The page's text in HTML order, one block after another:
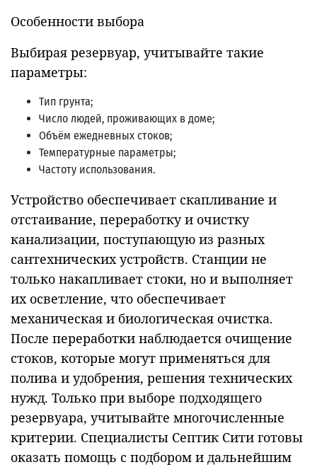
Особенности выбора
Выбирая резервуар, учитывайте такие
параметры:
Тип грунта;
Число людей, проживающих в доме;
Объём ежедневных стоков;
Температурные параметры;
Частоту использования.
Устройство обеспечивает скапливание и
отстаивание, переработку и очистку
канализации, поступающую из разных
сантехнических устройств. Станции не
только накапливает стоки, но и выполняет
их осветление, что обеспечивает
механическая и биологическая очистка.
После переработки наблюдается очищение
стоков, которые могут применяться для
полива и удобрения, решения технических
нужд. Только при выборе подходящего
резервуара, учитывайте многочисленные
критерии. Специалисты Септик Сити готовы
оказать помощь с подбором и дальнейшим